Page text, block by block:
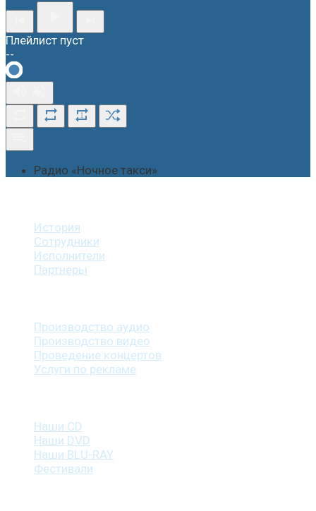
Плейлист пуст
--
1
Радио «Ночное такси»
История
Сотрудники
Исполнители
Партнеры
Производство аудио
Производство видео
Проведение концертов
Услуги по рекламе
Наши CD
Наши DVD
Наши BLU-RAY
Фестивали